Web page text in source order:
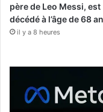
père de Leo Messi, est
décédé à l’âge de 68
il y a 8 heures